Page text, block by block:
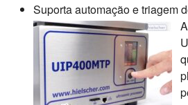
Suporta automação e triagem